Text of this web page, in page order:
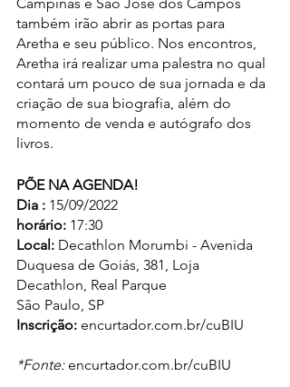
também irão abrir as portas para
Aretha e seu público. Nos encontros,
Aretha irá realizar uma palestra no qual
contará um pouco de sua jornada e da
criação de sua biografia, além do
momento de venda e autógrafo dos
livros.
PÕE NA AGENDA!
Dia : 15/09/2022
horário: 17:30
Local: Decathlon Morumbi - Avenida
Duquesa de Goiás, 381, Loja
Decathlon, Real Parque
São Paulo, SP
Inscrição: encurtador.com.br/cuBIU
*Fonte: encurtador.com.br/cuBIU